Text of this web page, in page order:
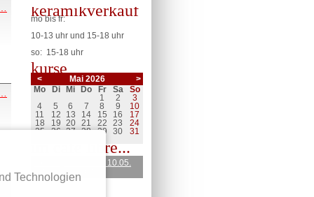
sonntagsmusik
konter
tanzabend
yiannis
keramikverkauf
mo bis fr:
10-13 uhr und 15-18 uhr
so: 15-18 uhr
kurse
< Mai 2026
>
Montag
Dienstag
Mittwoch
Donnerstag
Freitag
Samstag
Sonntag
1
2
3
4
5 6 7 8 9
10
11
12 13 14 15 16
17
18
19 20 21 22 23
24
25
26 27 28 29 30 31
im cafe libre...
sonntagsmusik am 10.05.
mit aljosha konter
Technologien